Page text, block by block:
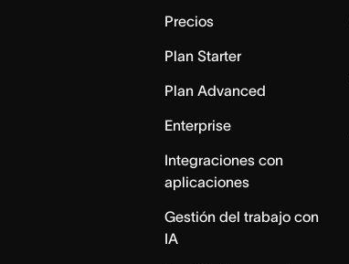
Precios
Plan Starter
Plan Advanced
Enterprise
Integraciones con
aplicaciones
Gestión del trabajo con
IA